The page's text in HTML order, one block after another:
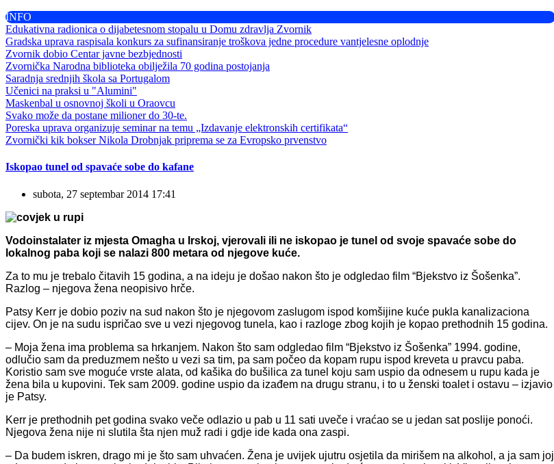
INFO
Edukativna radionica o dijabetesnom stopalu u Domu zdravlja Zvornik
Gradska uprava raspisala konkurs za sufinansiranje troškova jedne procedure vantjelesne oplodnje
Zvornik dobio Centar javne bezbjednosti
Zvornička Narodna biblioteka obilježila 70 godina postojanja
Saradnja srednjih škola sa Portugalom
Učenici na praksi u "Alumini"
Maskenbal u osnovnoj školi u Oraovcu
Svako može da postane milioner do 30-te.
Poreska uprava organizuje seminar na temu „Izdavanje elektronskih certifikata“
Zvornički kik bokser Nikola Drobnjak priprema se za Evropsko prvenstvo
Iskopao tunel od spavaće sobe do kafane
subota, 27 septembar 2014 17:41
Vodoinstalater iz mjesta Omagha u Irskoj, vjerovali ili ne iskopao je tunel od svoje spavaće sobe do
lokalnog paba koji se nalazi 800 metara od njegove kuće.
Za to mu je trebalo čitavih 15 godina, a na ideju je došao nakon što je odgledao film “Bjekstvo iz Šošenka”.
Razlog – njegova žena neopisivo hrče.
Patsy Kerr je dobio poziv na sud nakon što je njegovom zaslugom ispod komšijine kuće pukla kanalizaciona
cijev. On je na sudu ispričao sve u vezi njegovog tunela, kao i razloge zbog kojih je kopao prethodnih 15 godina.
– Moja žena ima problema sa hrkanjem. Nakon što sam odgledao film “Bjekstvo iz Šošenka” 1994. godine,
odlučio sam da preduzmem nešto u vezi sa tim, pa sam počeo da kopam rupu ispod kreveta u pravcu paba.
Koristio sam sve moguće vrste alata, od kašika do bušilica za tunel koju sam uspio da odnesem u rupu kada je
žena bila u kupovini. Tek sam 2009. godine uspio da izađem na drugu stranu, i to u ženski toalet i ostavu – izjavio
je Patsy.
Kerr je prethodnih pet godina svako veče odlazio u pab u 11 sati uveče i vraćao se u jedan sat poslije ponoći.
Njegova žena nije ni slutila šta njen muž radi i gdje ide kada ona zaspi.
– Da budem iskren, drago mi je što sam uhvaćen. Žena je uvijek ujutru osjetila da mirišem na alkohol, a ja sam joj